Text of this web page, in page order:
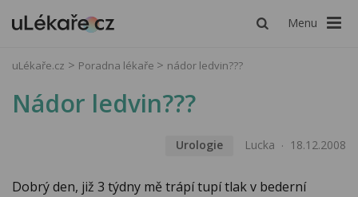
Menu
uLékaře.cz Poradna lékaře nádor ledvin???
Nádor ledvin???
Urologie Lucka 18.12.2008
Dobrý den, již 3 týdny mě trápí tupí tlak v bederní